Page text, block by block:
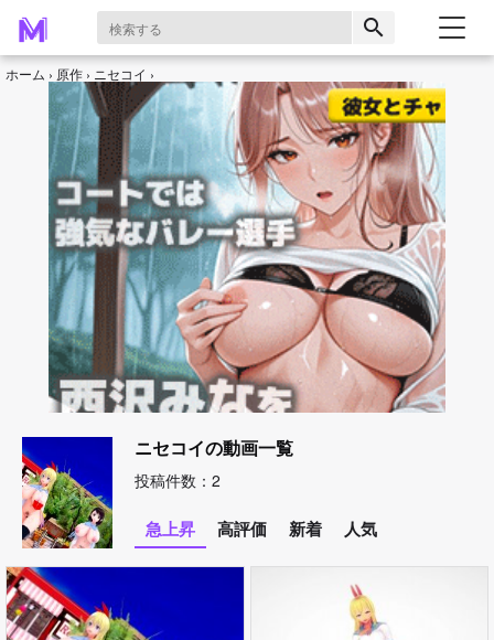
search
ホーム 原作 ニセコイ
ニセコイの動画一覧
投稿件数：2
急上昇 高評価 新着 人気